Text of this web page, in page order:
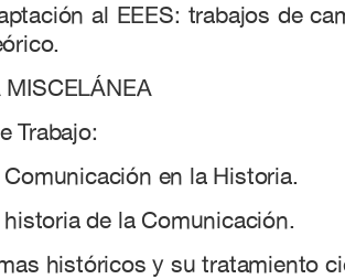
al EEES: trabajos de
MISCELÁNEA
Trabajo:
en la Historia.
de la Comunicación.
históricos y su tratamiento